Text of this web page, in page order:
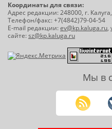
Координаты для связи:
Адрес редакции: 248000, г.
Телефон/факс: +7(4842)79-04-54
E-mail редакции:ev@kp.kaluga.ru,
сайте:sz@kp.kaluga.ru
Мы в